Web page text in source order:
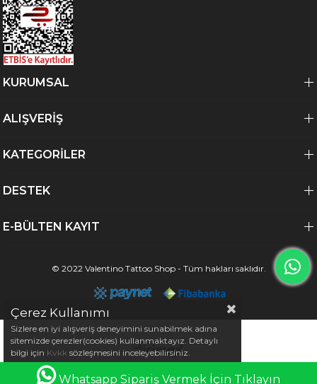
KURUMSAL
ALIŞVERİŞ
KATEGORİLER
DESTEK
E-BÜLTEN KAYIT
© 2022 Valentino Tattoo Shop - Tüm hakları saklıdır.
Whatsapp Sipariş Vermek İçin Tıklayın
Çerez Kullanımı
Sizlere en iyi alışveriş deneyimini sunabilmek adına
sitemizde çerezler(cookies) kullanmaktayız. Detaylı
bilgi için Kvkk sözleşmesini inceleyebilirsiniz.